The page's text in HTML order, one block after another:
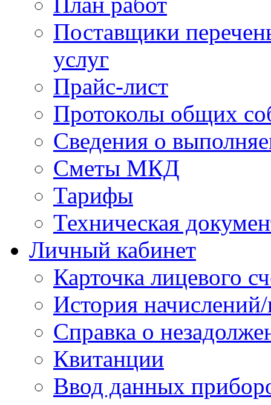
Поставщики
услуг
Прайс-лист
Протоколы общих
Сведения о
Сметы МКД
Тарифы
Техническая
Личный кабинет
Карточка лицевого
История
Справка о
Квитанции
Ввод данных